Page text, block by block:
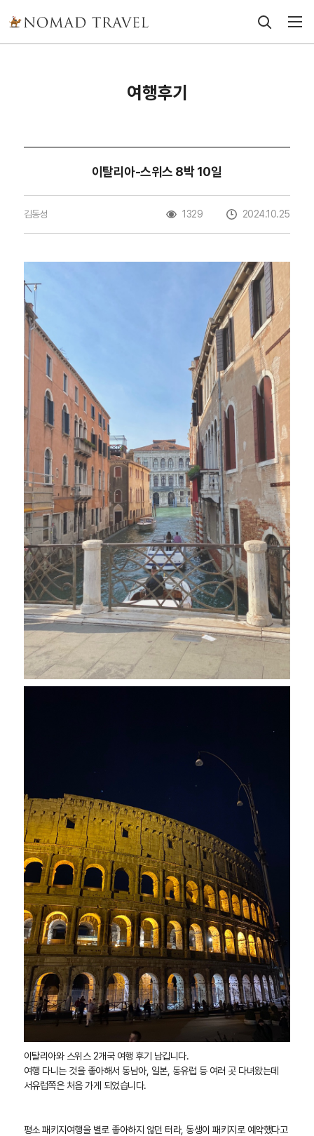
여행후기
이탈리아-스위스 8박 10일
김동성 1329 2024.10.25
이탈리아와 스위스 2개국 여행 후기 남깁니다.
여행 다니는 것을 좋아해서 동남아, 일본, 동유럽 등 여러 곳 다녀왔는데
서유럽쪽은 처음 가게 되었습니다.
평소 패키지여행을 별로 좋아하지 않던 터라, 동생이 패키지로 예약했다고